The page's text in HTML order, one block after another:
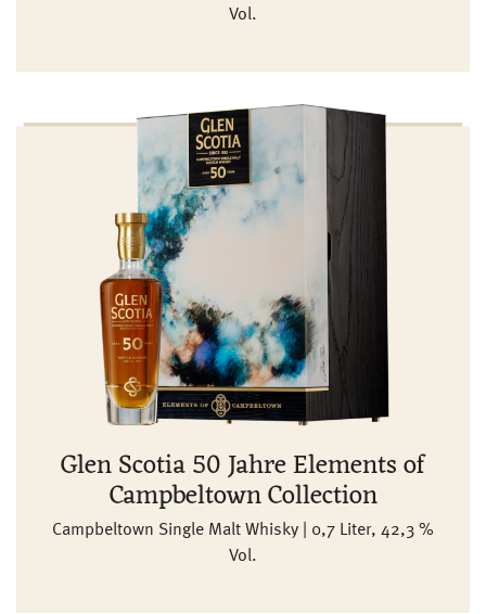
Vol.
Glen Scotia 50 Jahre Elements of
Campbeltown Collection
Campbeltown Single Malt Whisky | 0,7 Liter, 42,3 %
Vol.